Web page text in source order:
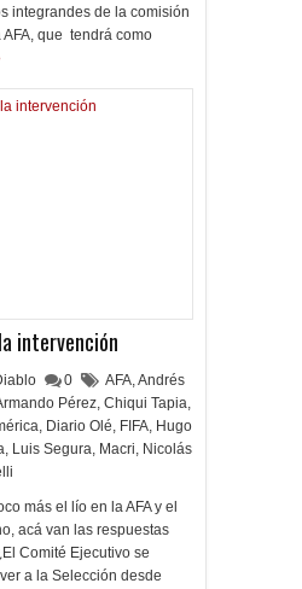
integrandes de la comisión
que tendrá como
intervención
0 AFA,Andrés
Pérez, Chiqui Tapia,
, Diario Olé, FIFA, Hugo
, Luis Segura, Macri, Nicolás
más el lío en la AFA y el
acá van las respuestas
Comité Ejecutivo se
a la Selección desde